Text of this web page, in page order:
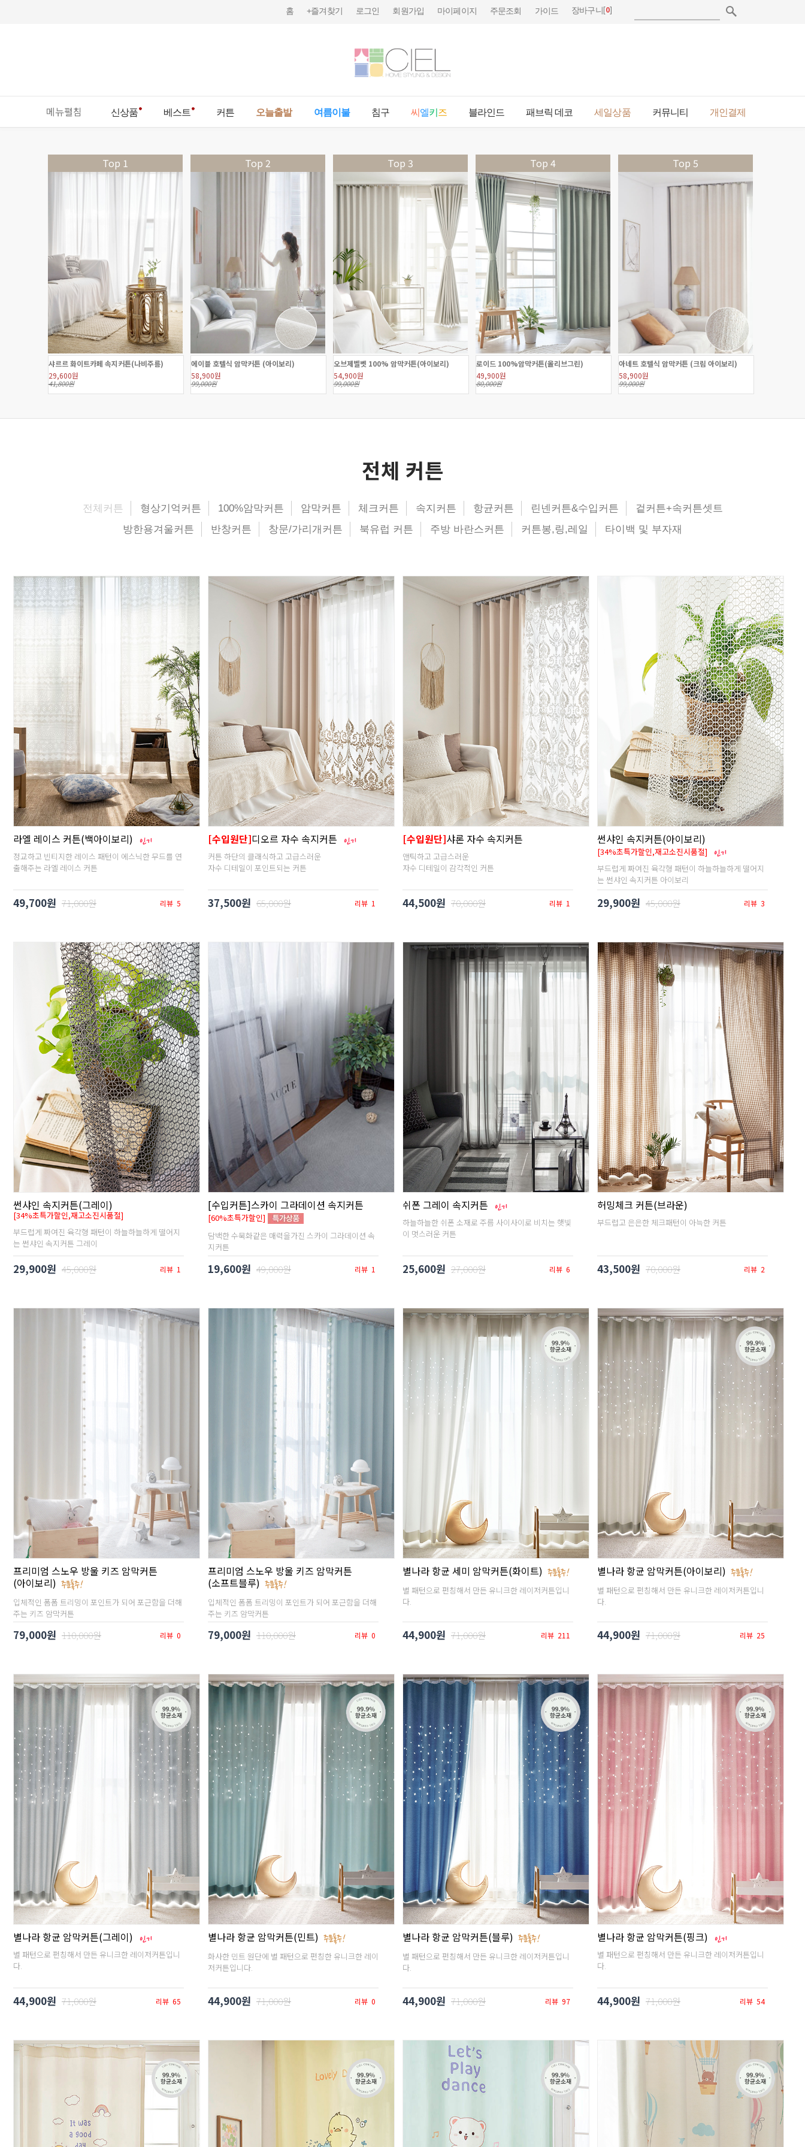
홈 +즐겨찾기 로그인 회원가입 마이페이지 주문조회 가이드 장바구니[0]
메뉴펼침 신상품 베스트 커튼 오늘출발 여름이불 침구 씨 엘키 즈 블라인드 패브릭 데코 세일상품 커뮤니티 개인결제
Top 1
샤르르 화이트카페 속지커튼(나비주름)
29,600원
41,800원
Top 2
에이블 호텔식 암막커튼 (아이보리)
58,900원
99,000원
Top 3
오브제벨벳 100% 암막커튼(아이보리)
54,900원
99,000원
Top 4
로이드 100%암막커튼(올리브그린)
49,900원
80,000원
Top 5
아네트 호텔식 암막커튼 (크림 아이보리)
58,900원
99,000원
전체 커튼
전체커튼 형상기억커튼 100%암막커튼 암막커튼 체크커튼 속지커튼 항균커튼 린넨커튼&수입커튼
겉커튼+속커튼셋트
방한용겨울커튼
반창커튼 창문/가리개커튼 북유럽 커튼 주방 바란스커튼 커튼봉,링,레일 타이백 및 부자재
라엘 레이스 커튼(백아이보리)
정교하고 빈티지한 레이스 패턴이 에스닉한 무드를 연
출해주는 라엘 레이스 커튼
49,700원 71,000원 리뷰 5
[수입원단]디오르 자수 속지커튼
커튼 하단의 클래식하고 고급스러운
자수 디테일이 포인트되는 커튼
37,500원 65,000원 리뷰 1
[수입원단]샤론 자수 속지커튼
앤틱하고 고급스러운
자수 디테일이 감각적인 커튼
44,500원 70,000원 리뷰 1
썬샤인 속지커튼(아이보리)
[34%초특가할인,재고소진시품절]
부드럽게 짜여진 육각형 패턴이 하늘하늘하게 떨어지
는 썬샤인 속지커튼 아이보리
29,900원 45,000원 리뷰 3
썬샤인 속지커튼(그레이)
[34%초특가할인,재고소진시품절]
부드럽게 짜여진 육각형 패턴이 하늘하늘하게 떨어지
는 썬샤인 속지커튼 그레이
29,900원 45,000원 리뷰 1
[수입커튼]스카이 그라데이션 속지커튼
[60%초특가할인]
담백한 수묵화같은 매력을가진 스카이 그라데이션 속
지커튼
19,600원 49,000원 리뷰 1
쉬폰 그레이 속지커튼
하늘하늘한 쉬폰 소재로 주름 사이사이로 비치는 햇빛
이 멋스러운 커튼
25,600원 27,000원 리뷰 6
허밍체크 커튼(브라운)
부드럽고 은은한 체크패턴이 아늑한 커튼
43,500원 70,000원 리뷰 2
프리미엄 스노우 방울 키즈 암막커튼
(아이보리)
입체적인 폼폼 트리밍이 포인트가 되어 포근함을 더해
주는 키즈 암막커튼
79,000원 110,000원 리뷰 0
프리미엄 스노우 방울 키즈 암막커튼
(소프트블루)
입체적인 폼폼 트리밍이 포인트가 되어 포근함을 더해
주는 키즈 암막커튼
79,000원 110,000원 리뷰 0
별나라 항균 세미 암막커튼(화이트)
별 패턴으로 펀칭해서 만든 유니크한 레이저커튼입니
다.
44,900원 71,000원 리뷰 211
별나라 항균 암막커튼(아이보리)
별 패턴으로 펀칭해서 만든 유니크한 레이저커튼입니
다.
44,900원 71,000원 리뷰 25
별나라 항균 암막커튼(그레이)
별 패턴으로 펀칭해서 만든 유니크한 레이저커튼입니
다.
44,900원 71,000원 리뷰 65
별나라 항균 암막커튼(민트)
화사한 민트 원단에 별 패턴으로 펀칭한 유니크한 레이
저커튼입니다.
44,900원 71,000원 리뷰 0
별나라 항균 암막커튼(블루)
별 패턴으로 펀칭해서 만든 유니크한 레이저커튼입니
다.
44,900원 71,000원 리뷰 97
별나라 항균 암막커튼(핑크)
별 패턴으로 펀칭해서 만든 유니크한 레이저커튼입니
다.
44,900원 71,000원 리뷰 54